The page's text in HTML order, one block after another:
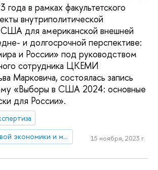
в рамках факультетского
внутриполитической
США для американской внешней
и долгосрочной перспективе:
и России» под руководством
сотрудника ЦКЕМИ
Марковича, состоялась запись
«Выборы в США 2024: основные
для России».
Факультет мировой экономики и мировой политики
15 ноября, 2023 г.